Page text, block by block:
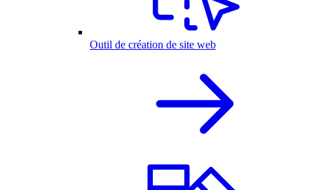
Outil de création de site web